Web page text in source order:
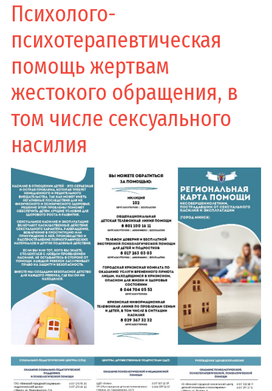
Психолого-
психотерапевтическая
помощь жертвам
жестокого обращения, в
том числе сексуального
насилия